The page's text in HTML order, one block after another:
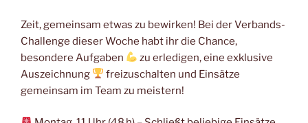
Zeit, gemeinsam etwas zu bewirken! Bei der Verbands-
Challenge dieser Woche habt ihr die Chance,
besondere Aufgaben
zu erledigen, eine exklusive
Auszeichnung
freizuschalten und Einsätze
gemeinsam im Team zu meistern!